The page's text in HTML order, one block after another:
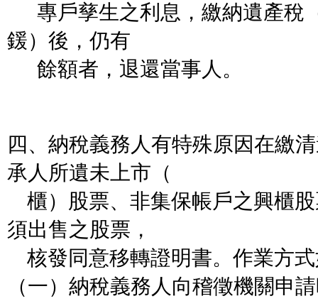
專戶孳生之利息，繳納遺產稅
鍰）後，仍有
餘額者，退還當事人。
四、納稅義務人有特殊原因在繳
承人所遺未上市（
櫃）股票、非集保帳戶之興櫃
須出售之股票，
核發同意移轉證明書。作業方
（一）納稅義務人向稽徵機關申